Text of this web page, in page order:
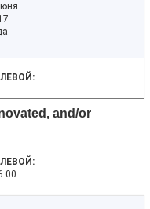
and/or